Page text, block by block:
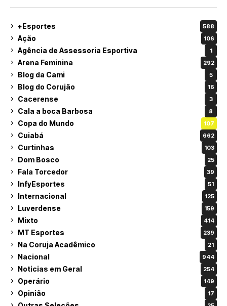
+Esportes 588
Ação 106
Agência de Assessoria Esportiva 1
Arena Feminina 292
Blog da Cami 5
Blog do Corujão 16
Cacerense 3
Cala a boca Barbosa 8
Copa do Mundo 107
Cuiabá 662
Curtinhas 103
Dom Bosco 25
Fala Torcedor 39
InfyEsportes 51
Internacional 125
Luverdense 159
Mixto 414
MT Esportes 239
Na Coruja Acadêmico 21
Nacional 944
Noticias em Geral 254
Operário 149
Opinião 17